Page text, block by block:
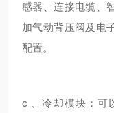
感器、连接电缆、
加气动背压阀及电
配置。
c 、冷却模块 ：